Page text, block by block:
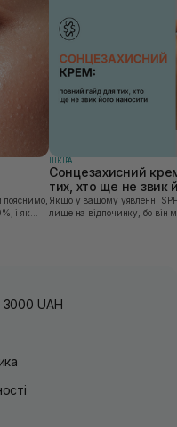
і як
ШКIРА
Сонцезахисний
тих, хто ще не звик
Якщо у вашому уявленні
лише на відпочинку, бо він
UAH